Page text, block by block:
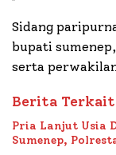
Sidang
bupati
serta
Berita Terkait
Pria Lanjut Usia
Sumenep,